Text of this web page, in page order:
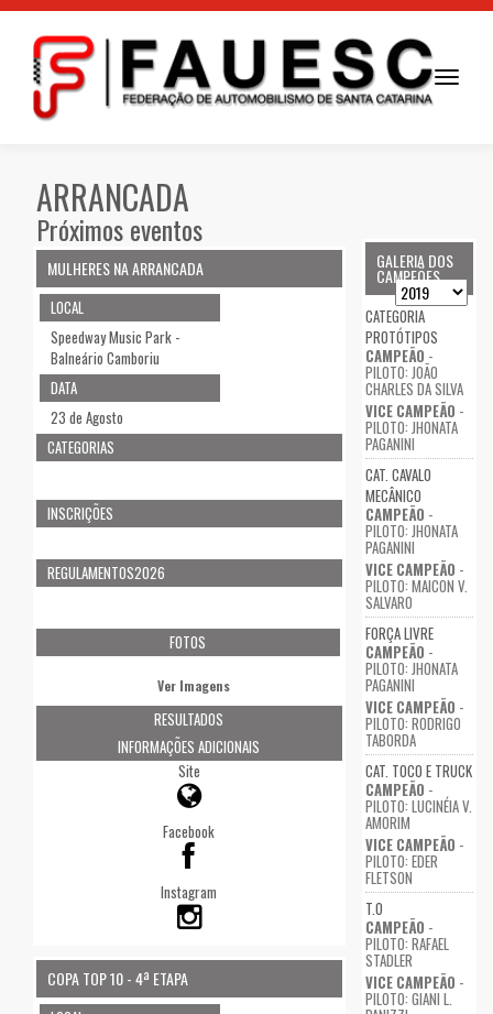
Toggle
ARRANCADA
Próximos eventos
MULHERES NA ARRANCADA
LOCAL
Speedway Music Park -
Balneário Camboriu
DATA
23 de Agosto
CATEGORIAS
INSCRIÇÕES
REGULAMENTOS2026
FOTOS
Ver Imagens
RESULTADOS
INFORMAÇÕES ADICIONAIS
Site
Facebook
Instagram
COPA TOP 10 - 4ª ETAPA
GALERIA DOS
CAMPEÕES
CATEGORIA
PROTÓTIPOS
CAMPEÃO -
PILOTO: JOÃO
CHARLES DA SILVA
VICE CAMPEÃO -
PILOTO: JHONATA
PAGANINI
CAT. CAVALO
MECÂNICO
CAMPEÃO -
PILOTO: JHONATA
PAGANINI
VICE CAMPEÃO -
PILOTO: MAICON V.
SALVARO
FORÇA LIVRE
CAMPEÃO -
PILOTO: JHONATA
PAGANINI
VICE CAMPEÃO -
PILOTO: RODRIGO
TABORDA
CAT. TOCO E TRUCK
CAMPEÃO -
PILOTO: LUCINÉIA V.
AMORIM
VICE CAMPEÃO -
PILOTO: EDER
FLETSON
T.O
CAMPEÃO -
PILOTO: RAFAEL
STADLER
VICE CAMPEÃO -
PILOTO: GIANI L.